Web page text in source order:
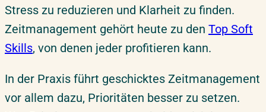
Stress zu reduzieren und Klarheit zu finden.
Zeitmanagement gehört heute zu den Top Soft
Skills, von denen jeder profitieren kann.
In der Praxis führt geschicktes Zeitmanagement
vor allem dazu, Prioritäten besser zu setzen.